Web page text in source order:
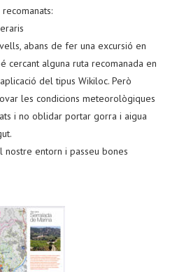
abans de fer una excursió en
cercant alguna ruta recomanada en
del tipus Wikiloc. Però
les condicions meteorològiques
i no oblidar portar gorra i aigua
entorn i passeu bones